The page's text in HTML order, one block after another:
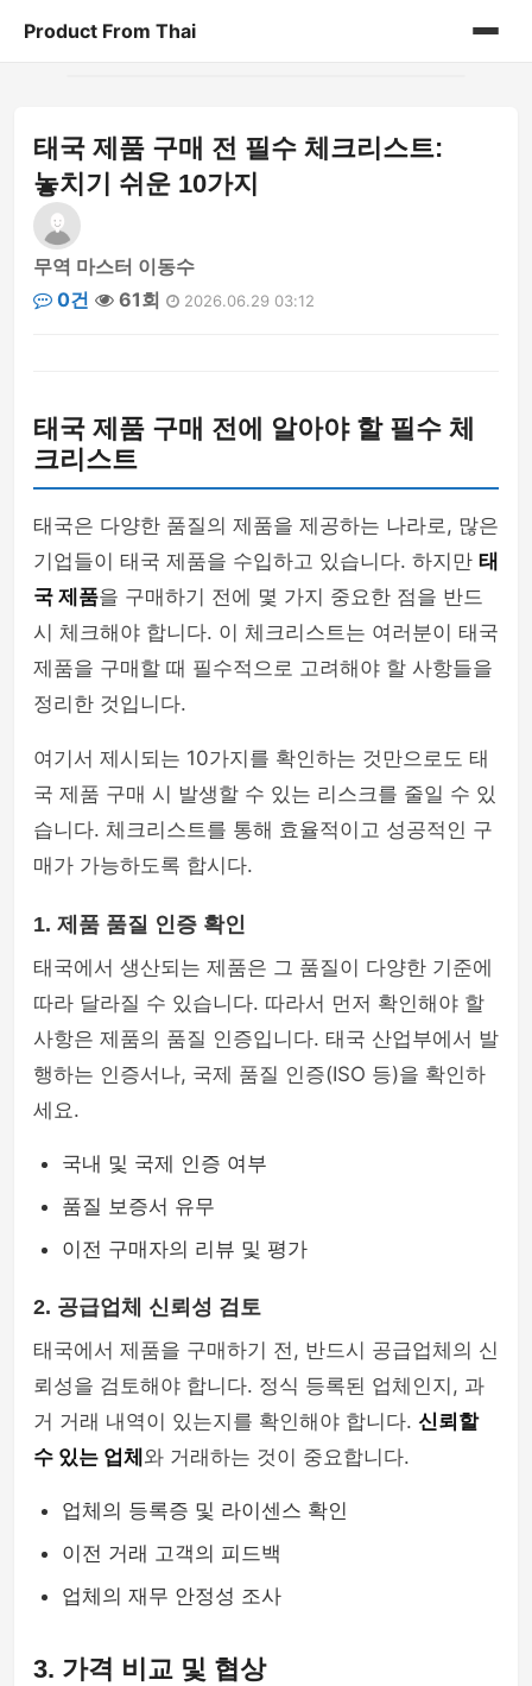
Product From Thai
게시판
태국 제품 구매 전 필수 체크리스트:
놓치기 쉬운 10가지
무역 마스터 이동수
0건
61회 2026.06.29 03:12
태국 제품 구매 전에 알아야 할 필수 체
크리스트
태국은 다양한 품질의 제품을 제공하는 나라로, 많은
기업들이 태국 제품을 수입하고 있습니다. 하지만 태
국 제품을 구매하기 전에 몇 가지 중요한 점을 반드
시 체크해야 합니다. 이 체크리스트는 여러분이 태국
제품을 구매할 때 필수적으로 고려해야 할 사항들을
정리한 것입니다.
여기서 제시되는 10가지를 확인하는 것만으로도 태
국 제품 구매 시 발생할 수 있는 리스크를 줄일 수 있
습니다. 체크리스트를 통해 효율적이고 성공적인 구
매가 가능하도록 합시다.
1. 제품 품질 인증 확인
태국에서 생산되는 제품은 그 품질이 다양한 기준에
따라 달라질 수 있습니다. 따라서 먼저 확인해야 할
사항은 제품의 품질 인증입니다. 태국 산업부에서 발
행하는 인증서나, 국제 품질 인증(ISO 등)을 확인하
세요.
국내 및 국제 인증 여부
품질 보증서 유무
이전 구매자의 리뷰 및 평가
2. 공급업체 신뢰성 검토
태국에서 제품을 구매하기 전, 반드시 공급업체의 신
뢰성을 검토해야 합니다. 정식 등록된 업체인지, 과
거 거래 내역이 있는지를 확인해야 합니다. 신뢰할
수 있는 업체 와 거래하는 것이 중요합니다.
업체의 등록증 및 라이센스 확인
이전 거래 고객의 피드백
업체의 재무 안정성 조사
3. 가격 비교 및 협상